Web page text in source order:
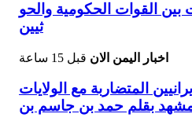
بين القوات الحكومية والحو
ثيين
اخبار اليمن الان قبل 15 ساعة
المتضاربة مع الولايات